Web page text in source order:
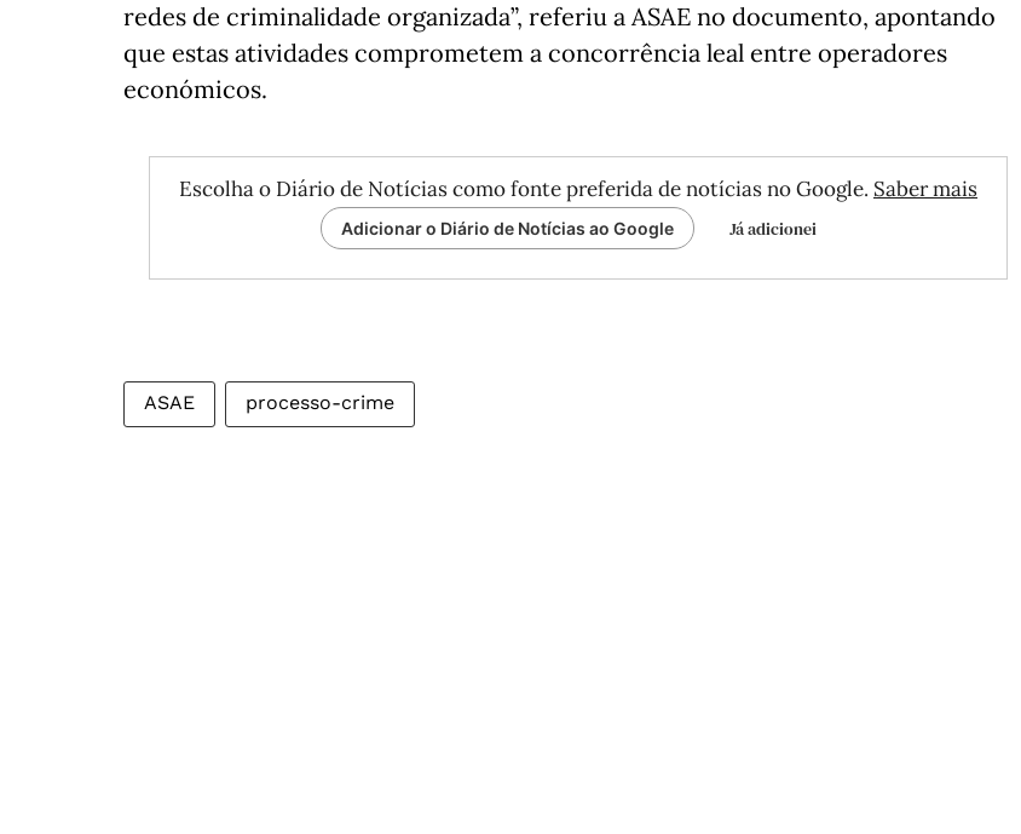
redes de criminalidade organizada”, referiu a ASAE no documento, apontando
que estas atividades comprometem a concorrência leal entre operadores
económicos.
Escolha o Diário de Notícias como fonte preferida de notícias no Google. Saber mais
Adicionar o Diário de Notícias ao Google Já adicionei
ASAE processo-crime